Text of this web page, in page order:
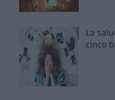
La
cinco